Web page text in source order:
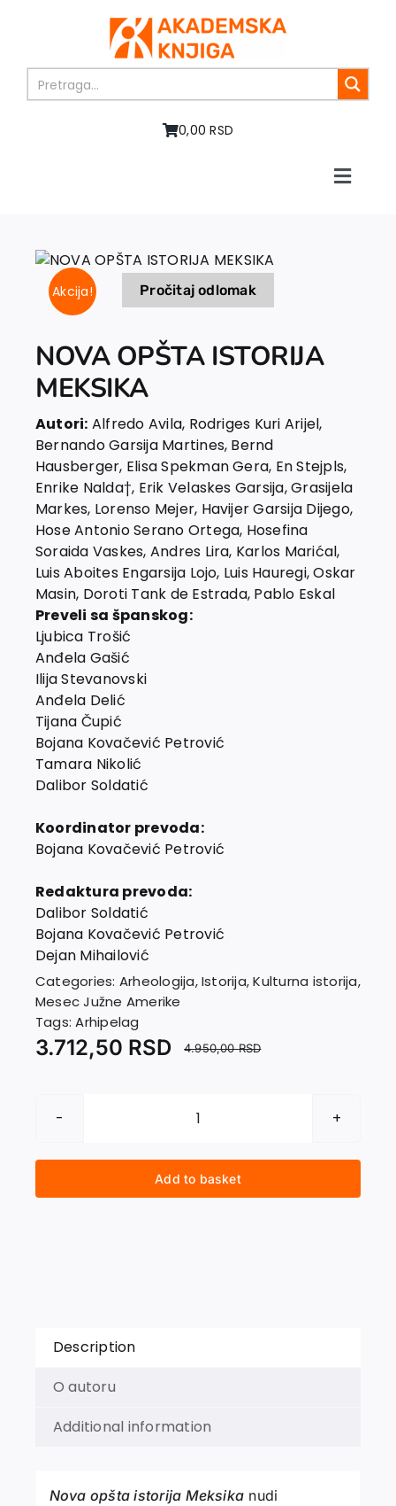
0,00 RSD
Toggle
Books
In preparation
Authors
News
EU PROJECTS
Contact
Akcija! Pročitaj odlomak
NOVA OPŠTA ISTORIJA
MEKSIKA
Autori: Alfredo Avila, Rodriges Kuri Arijel,
Bernando Garsija Martines, Bernd
Hausberger, Elisa Spekman Gera, En Stejpls,
Enrike Nalda†, Erik Velaskes Garsija, Grasijela
Markes, Lorenso Mejer, Havijer Garsija Dijego,
Hose Antonio Serano Ortega, Hosefina
Soraida Vaskes, Andres Lira, Karlos Marićal,
Luis Aboites Engarsija Lojo, Luis Hauregi, Oskar
Masin, Doroti Tank de Estrada, Pablo Eskal
Preveli sa španskog:
Ljubica Trošić
Anđela Gašić
Ilija Stevanovski
Anđela Delić
Tijana Čupić
Bojana Kovačević Petrović
Tamara Nikolić
Dalibor Soldatić
Koordinator prevoda:
Bojana Kovačević Petrović
Redaktura prevoda:
Dalibor Soldatić
Bojana Kovačević Petrović
Dejan Mihailović
Categories: Arheologija,Istorija,Kulturna istorija,
Mesec Južne Amerike
Tags:Arhipelag
4.950,00RSD
3.712,50 RSD
NOVA
ISTORIJA
MEKSIKA
Add to basket
Description
O autoru
Additional information
Nova opšta istorija Meksika nudi